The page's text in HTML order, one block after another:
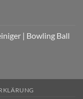
| Bowling Ball